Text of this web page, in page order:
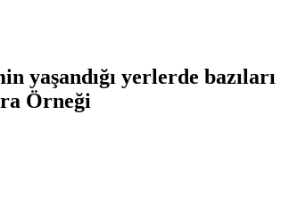
yaşandığı yerlerde
Örneği